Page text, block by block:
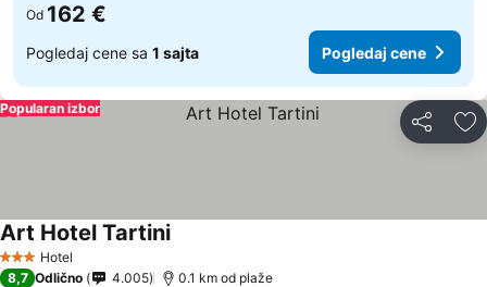
Od 162 €
Pogledaj cene sa 1 sajta Pogledaj cene
Deli
Popularan izbor
3 Zvezdice
Hotel
Art Hotel Tartini
8,7 Odlično 4.005 0.1 km od plaže